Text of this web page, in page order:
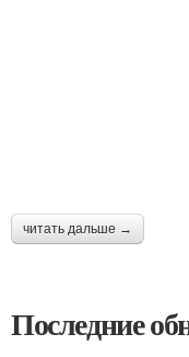
читать дальше →
Последние